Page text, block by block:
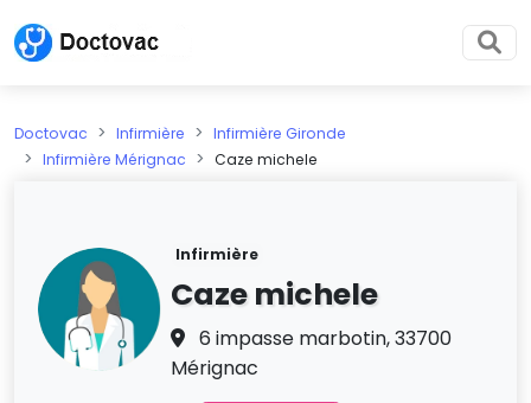
Doctovac Infirmière
Infirmière Gironde
Infirmière Mérignac
Caze michele
Infirmière
Caze michele
6 impasse marbotin, 33700
Mérignac